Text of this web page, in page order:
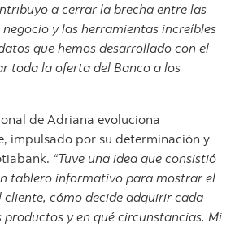
a cerrar la brecha entre las
negocio y las herramientas increíbles
que hemos desarrollado con el
toda la oferta del Banco a los
de Adriana evoluciona
impulsado por su determinación y
“Tuve una idea que consistió
tablero informativo para mostrar el
cliente, cómo decide adquirir cada
productos y en qué circunstancias. Mi